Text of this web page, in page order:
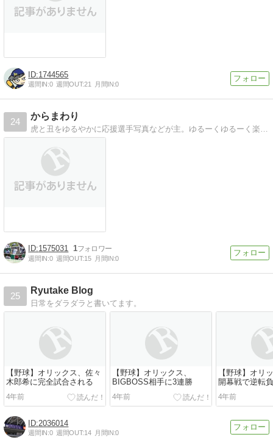
1744565
週間IN:0 週間OUT:21 月間IN:0
24
からまわり
虎と丑をゆるやかに応援選手写真などが主。ゆるーくゆるーく楽しく。
1575031 1
週間IN:0 週間OUT:15 月間IN:0
25
Ryutake Blog
日常をダラダラと書いてます。
【野球】オリックス、佐々
木郎希に完全試合される
4年前
【野球】オリックス、
BIGBOSS相手に3連勝
4年前
【野球】オリ
開幕戦で逆転
4年前
2036014
週間IN:0 週間OUT:14 月間IN:0